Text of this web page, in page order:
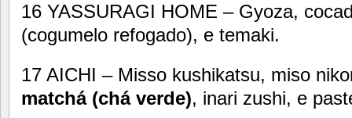
16 YASSURAGI HOME – Gyoza,
(cogumelo refogado), e temaki.
17 AICHI – Misso kushikatsu, miso
matchá (chá verde), inari zushi, e